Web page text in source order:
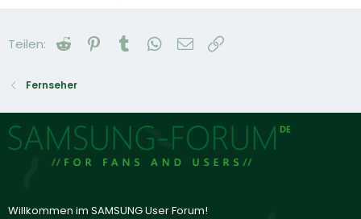
Teilen: Reddit Pinterest
Tumblr WhatsApp
E-Mail
Fernseher
Willkommen im SAMSUNG User Forum!